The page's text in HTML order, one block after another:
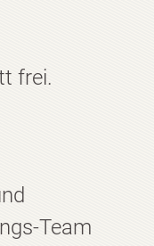
frei.
Team